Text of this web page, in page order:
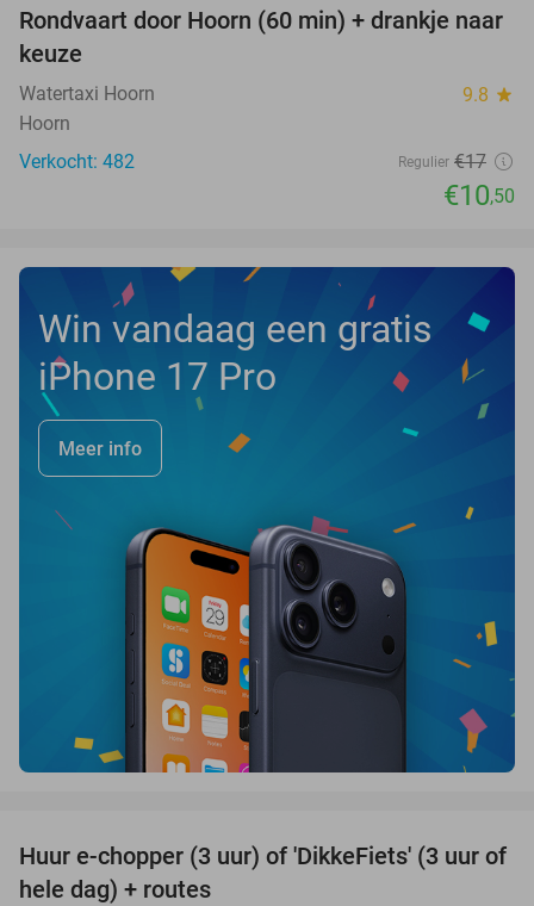
38%
Rondvaart door Hoorn (60 min) + drankje naar
keuze
Watertaxi Hoorn 9.8 star
Hoorn
Verkocht: 482
Regulier €17
€10,50
Win vandaag een gratis
iPhone 17 Pro
Meer info
50%
Huur e-chopper (3 uur) of 'DikkeFiets' (3 uur of
hele dag) + routes